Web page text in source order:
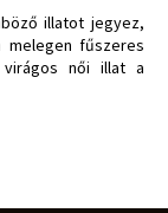
illatot jegyez,
fűszeres
női illat a